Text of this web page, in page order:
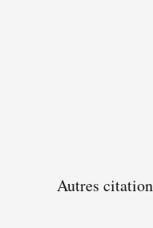
Autres